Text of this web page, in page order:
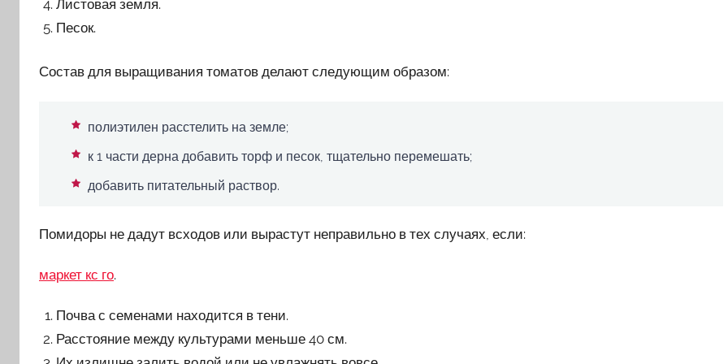
Листовая земля.
Песок.
Состав для выращивания томатов делают следующим образом:
полиэтилен расстелить на земле;
к 1 части дерна добавить торф и песок, тщательно перемешать;
добавить питательный раствор.
Помидоры не дадут всходов или вырастут неправильно в тех случаях, если:
маркет кс го.
Почва с семенами находится в тени.
Расстояние между культурами меньше 40 см.